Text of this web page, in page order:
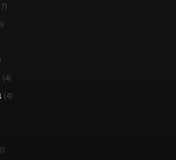
(4)
(4)